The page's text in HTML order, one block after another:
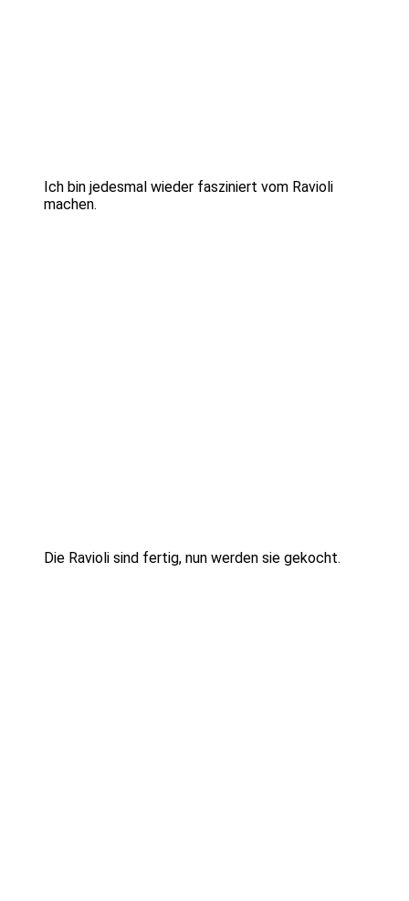
Ich bin jedesmal wieder fasziniert vom Ravioli
machen.
Die Ravioli sind fertig, nun werden sie gekocht.